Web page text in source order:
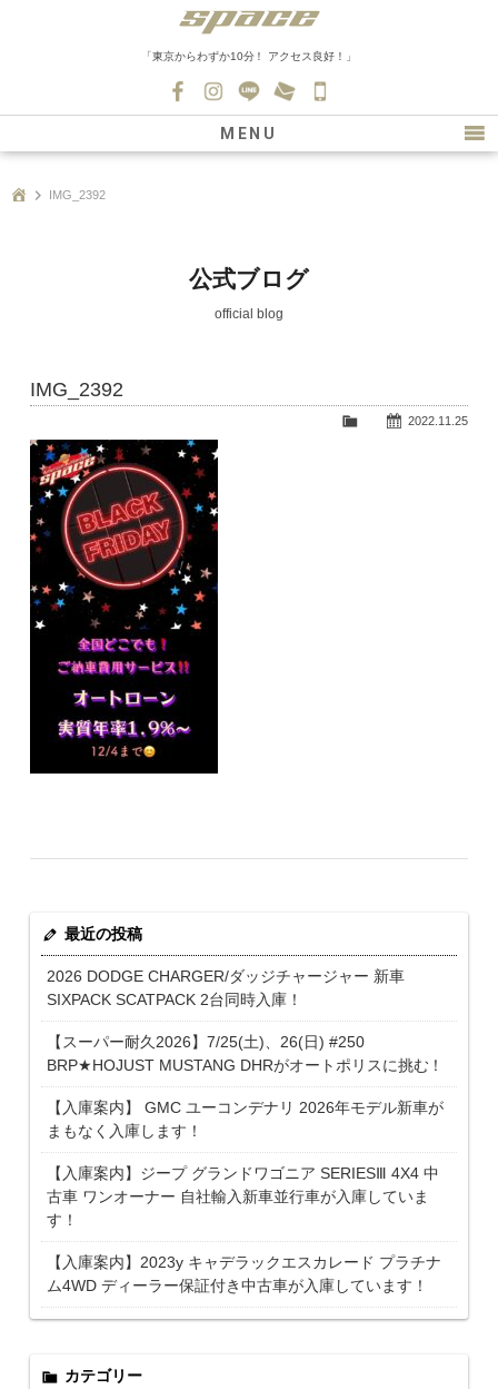
「東京からわずか10分！ アクセス良好！」
0139
MENU
新車情報
在庫車情報
IMG_2392
公式ブログ
official blog
IMG_2392
2022.11.25
最近の投稿
2026 DODGE CHARGER/ダッジチャージャー 新車
SIXPACK SCATPACK 2台同時入庫！
【スーパー耐久2026】7/25(土)、26(日) #250
BRP★HOJUST MUSTANG DHRがオートポリスに挑む！
【入庫案内】 GMC ユーコンデナリ 2026年モデル新車が
まもなく入庫します！
【入庫案内】ジープ グランドワゴニア SERIESⅢ 4X4 中
古車 ワンオーナー 自社輸入新車並行車が入庫していま
す！
【入庫案内】2023y キャデラックエスカレード プラチナ
ム4WD ディーラー保証付き中古車が入庫しています！
カテゴリー